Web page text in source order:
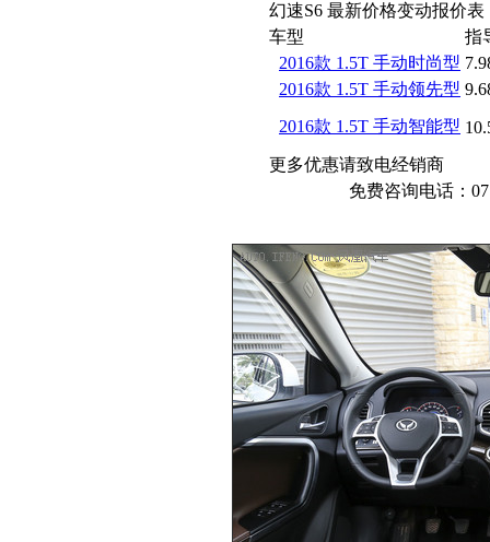
幻速S6 最新价格变动报价表
车型
指
2016款 1.5T 手动时尚型
2016款 1.5T 手动领先型
2016款 1.5T 手动智能型
更多优惠请致电经销商
免费咨询电话：